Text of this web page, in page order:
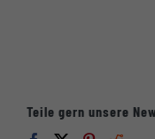
Teile gern unsere